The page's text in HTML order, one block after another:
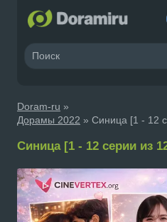
Doram-ru »
Дорамы 2022 » Синица [1 - 12
Синица [1 - 12 серии из